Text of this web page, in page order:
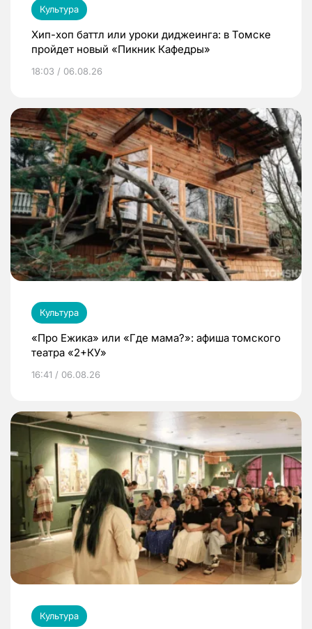
Культура
Хип-хоп баттл или уроки диджеинга: в Томске
пройдет новый «Пикник Кафедры»
18:03 / 06.08.26
Культура
«Про Ежика» или «Где мама?»: афиша томского
театра «2+КУ»
16:41 / 06.08.26
Культура